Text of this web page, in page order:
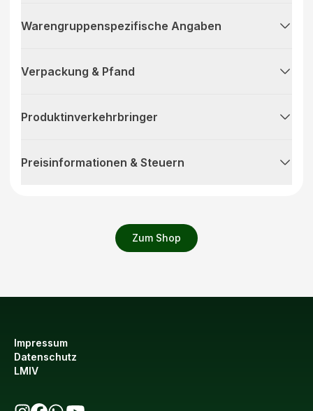
Zum Shop
Warengruppenspezifische Angaben
Verpackung & Pfand
Produktinverkehrbringer
Preisinformationen & Steuern
Impressum
Datenschutz
LMIV